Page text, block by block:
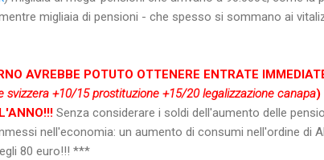
migliaia di pensioni - che spesso si sommano ai
AVREBBE POTUTO OTTENERE ENTRATE
svizzera +10/15 prostituzione +15/20 legalizzazione canapa)
Senza considerare i soldi dell'aumento delle
nell'economia: un aumento di consumi nell'ordine di
80 euro!!! ***